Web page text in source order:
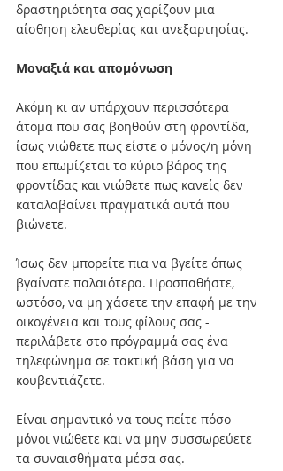
δραστηριότητα σας χαρίζουν μια
αίσθηση ελευθερίας και ανεξαρτησίας.
Μοναξιά και απομόνωση
Ακόμη κι αν υπάρχουν περισσότερα
άτομα που σας βοηθούν στη φροντίδα,
ίσως νιώθετε πως είστε ο μόνος/η μόνη
που επωμίζεται το κύριο βάρος της
φροντίδας και νιώθετε πως κανείς δεν
καταλαβαίνει πραγματικά αυτά που
βιώνετε.
Ίσως δεν μπορείτε πια να βγείτε όπως
βγαίνατε παλαιότερα. Προσπαθήστε,
ωστόσο, να μη χάσετε την επαφή με την
οικογένεια και τους φίλους σας -
περιλάβετε στο πρόγραμμά σας ένα
τηλεφώνημα σε τακτική βάση για να
κουβεντιάζετε.
Είναι σημαντικό να τους πείτε πόσο
μόνοι νιώθετε και να μην συσσωρεύετε
τα συναισθήματα μέσα σας.